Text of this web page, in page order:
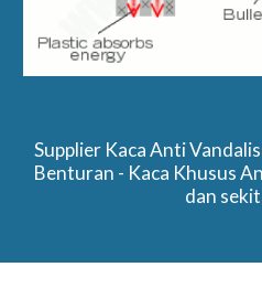
Supplier Kaca Anti
Benturan - Kaca Khusus
dan